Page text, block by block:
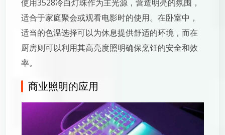
使用3528冷白灯珠作为主光源，营造明亮的氛围，
适合于家庭聚会或观看电影时的使用。在卧室中，
适当的色温选择可以为休息提供舒适的环境，而在
厨房则可以利用其高亮度照明确保烹饪的安全和效
率。
商业照明的应用